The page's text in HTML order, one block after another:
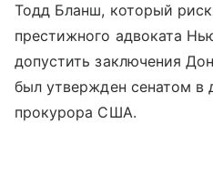
Тодд Бланш, который
престижного адвоката
допустить заключения
был утвержден сенатом в
прокурора США.